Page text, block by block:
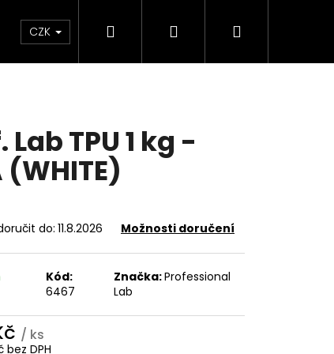
Sleva Dárkové poukazy FAQ
CZK Hledat PřihlášeníNákupní
Lab TPU 1 kg -
(WHITE)
do: 11.8.2026 Možnosti doručení
Kód:
6467
Značka:Professional
Lab
/ ks
bez DPH